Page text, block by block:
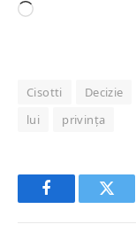
Loading…
Cisotti Decizie
lui
privința
Facebook